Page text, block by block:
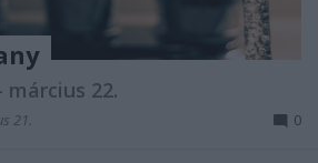
22.
21. 0